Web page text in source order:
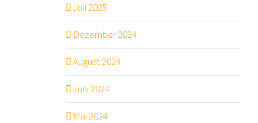
Juli 2025
Dezember 2024
August 2024
Juni 2024
Mai 2024